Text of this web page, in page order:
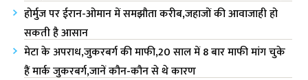
होर्मुज पर ईरान-ओमान में समझौता करीब,जहाजों की आवाजाही हो
सकती है आसान
मेटा के अपराध,जुकरबर्ग की माफी,20 साल में 8 बार माफी मांग चुके
हैं मार्क जुकरबर्ग,जानें कौन-कौन से थे कारण